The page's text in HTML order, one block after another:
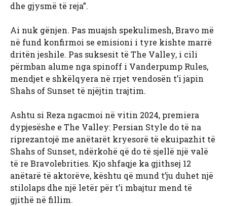
dhe gjysmë të reja”.
Ai nuk gënjen. Pas muajsh spekulimesh, Bravo më
në fund konfirmoi se emisioni i tyre kishte marrë
dritën jeshile. Pas suksesit të The Valley, i cili
përmban alume nga spinoff i Vanderpump Rules,
mendjet e shkëlqyera në rrjet vendosën t’i japin
Shahs of Sunset të njëjtin trajtim.
Ashtu si Reza ngacmoi në vitin 2024, premiera
dypjesëshe e The Valley: Persian Style do të na
riprezantojë me anëtarët kryesorë të ekuipazhit të
Shahs of Sunset, ndërkohë që do të sjellë një valë
të re Bravolebrities. Kjo shfaqje ka gjithsej 12
anëtarë të aktorëve, kështu që mund t’ju duhet një
stilolaps dhe një letër për t’i mbajtur mend të
gjithë në fillim.